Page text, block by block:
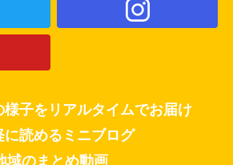
子をリアルタイムでお届け
読めるミニブログ
のまとめ動画